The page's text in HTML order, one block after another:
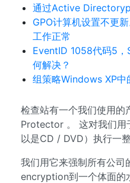
通过Active
GPO计算机设置不更
工作正常
EventID 1058代码5
何解决？
组策略Windows XP中
检查站有一个我们使用的
Protector 。 这对我们用
以是CD / DVD）执行一
我们用它来强制所有公司
encryption到一个体面的